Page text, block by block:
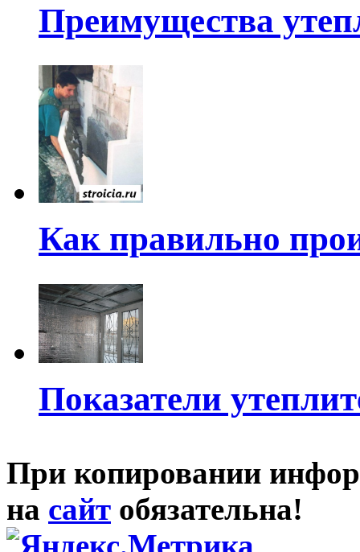
Преимущества
Как правильно
Показатели
При копировании
на сайт обязательна!